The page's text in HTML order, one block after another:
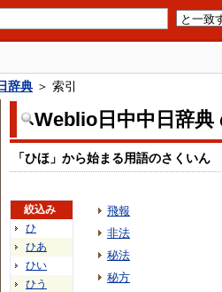
辞典 ＞ 索引
Weblio日中中日辞典
「ひほ」から始まる用語のさくいん
絞込み
ひ
ひあ
ひい
ひう
飛報
非法
秘法
秘方